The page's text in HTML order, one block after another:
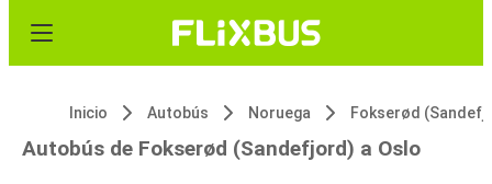
Inicio Autobús Noruega Fokserød
Autobús de Fokserød (Sandefjord) a Oslo